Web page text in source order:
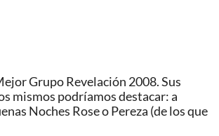
Grupo Revelación 2008. Sus
mismos podríamos destacar: a
Noches Rose o Pereza (de los que